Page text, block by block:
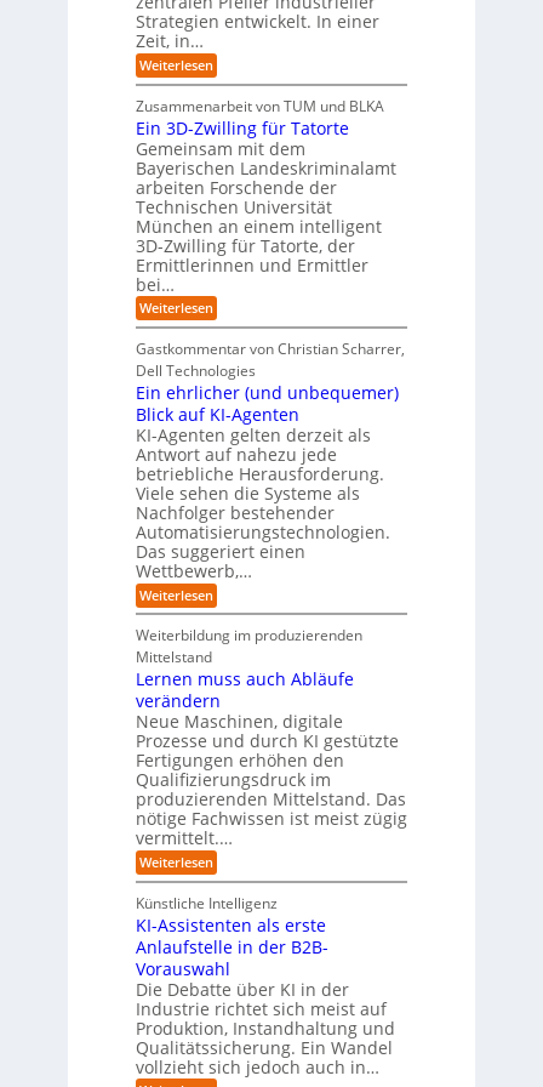
p
i
s
c
h
e
n
R
o
u
t
e
-
H
e
r
s
t
e
l
l
e
r
n
e
s
u
b
e
r
e
D
a
t
e
n
K
I
-
r
o
j
e
k
t
e
i
n
d
e
r
I
n
d
u
s
t
r
i
e
e
m
ö
g
l
i
c
h
e
n
e
p
r
t
:
S
i
n
k
e
n
d
e
s
C
b
e
r
r
s
i
k
o
,
w
a
c
h
s
e
n
d
e
R
a
n
o
m
w
a
r
e
-
G
e
f
a
h
Strategien entwickelt. In einer
Zeit, in…
Weiterlesen:
E
n
z
w
e
i
t
e
s
L
e
e
n
ü
r
I
n
d
u
s
t
r
i
e
r
o
b
o
t
r
Zusammenarbeit von TUM und BLKA
Ein 3D-Zwilling für Tatorte
Gemeinsam mit dem
Bayerischen Landeskriminalamt
arbeiten Forschende der
Technischen Universität
München an einem intelligent
3D-Zwilling für Tatorte, der
Ermittlerinnen und Ermittler
bei…
Weiterlesen:
E
n
3
D
-
Z
w
i
l
l
i
n
g
f
ü
r
T
a
t
o
r
t
e
Gastkommentar von Christian Scharrer,
Dell Technologies
Ein ehrlicher (und unbequemer)
Blick auf KI-Agenten
KI-Agenten gelten derzeit als
Antwort auf nahezu jede
betriebliche Herausforderung.
Viele sehen die Systeme als
Nachfolger bestehender
Automatisierungstechnologien.
Das suggeriert einen
Wettbewerb,…
Weiterlesen:
E
n
e
h
r
l
i
c
h
e
r
(
u
n
d
u
n
e
q
u
e
m
e
r
)
B
Weiterbildung im produzierenden
Mittelstand
Lernen muss auch Abläufe
verändern
Neue Maschinen, digitale
Prozesse und durch KI gestützte
Fertigungen erhöhen den
Qualifizierungsdruck im
produzierenden Mittelstand. Das
nötige Fachwissen ist meist zügig
vermittelt.…
Weiterlesen:
L
e
r
n
e
n
m
u
s
s
a
u
c
Künstliche Intelligenz
KI-Assistenten als erste
Anlaufstelle in der B2B-
Vorauswahl
Die Debatte über KI in der
Industrie richtet sich meist auf
Produktion, Instandhaltung und
Qualitätssicherung. Ein Wandel
vollzieht sich jedoch auch in…